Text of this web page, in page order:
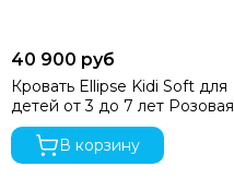
40 900 руб
Кровать Ellipse Kidi Soft для
детей от 3 до 7 лет Розовая
В корзину